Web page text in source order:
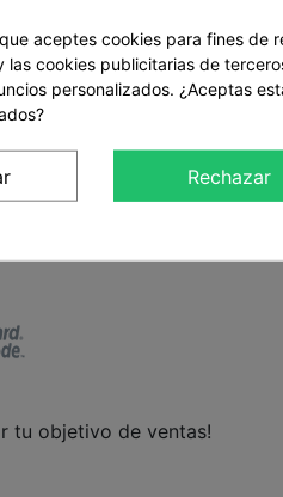
tu objetivo de ventas!
aceptes cookies para fines de
las cookies publicitarias de
personalizados. ¿Aceptas
Rechazar